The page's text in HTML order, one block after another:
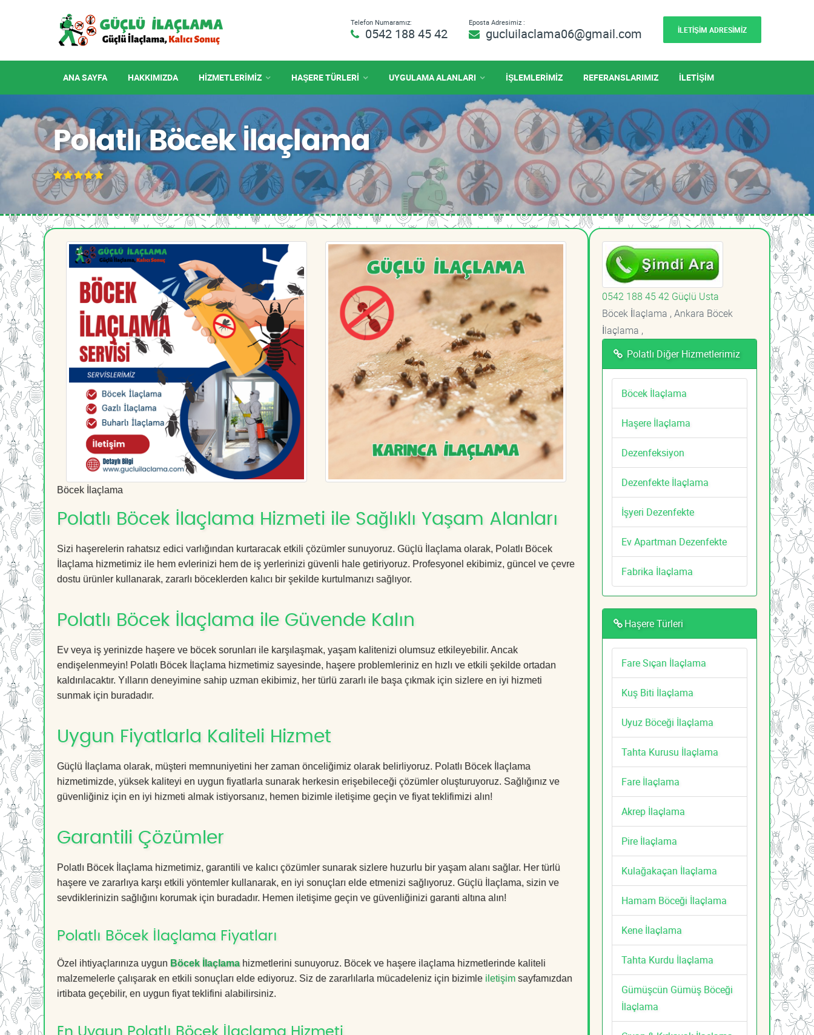
Telefon Numaramız:
0542 188 45 42
Eposta Adresimiz :
gucluilaclama06@gmail.com İLETİŞİM ADRESİMİZ
ANA SAYFA HAKKIMIZDA HIZMETLERIMIZ HAŞERE TÜRLERİ UYGULAMA ALANLARI İŞLEMLERİMİZ REFERANSLARIMIZ İLETİŞİM
Polatlı Böcek İlaçlama
Böcek İlaçlama
Polatlı Böcek İlaçlama Hizmeti ile Sağlıklı Yaşam Alanları
Sizi haşerelerin rahatsız edici varlığından kurtaracak etkili çözümler sunuyoruz. Güçlü İlaçlama olarak, Polatlı Böcek
İlaçlama hizmetimiz ile hem evlerinizi hem de iş yerlerinizi güvenli hale getiriyoruz. Profesyonel ekibimiz, güncel ve çevre
dostu ürünler kullanarak, zararlı böceklerden kalıcı bir şekilde kurtulmanızı sağlıyor.
Polatlı Böcek İlaçlama ile Güvende Kalın
Ev veya iş yerinizde haşere ve böcek sorunları ile karşılaşmak, yaşam kalitenizi olumsuz etkileyebilir. Ancak
endişelenmeyin! Polatlı Böcek İlaçlama hizmetimiz sayesinde, haşere problemleriniz en hızlı ve etkili şekilde ortadan
kaldırılacaktır. Yılların deneyimine sahip uzman ekibimiz, her türlü zararlı ile başa çıkmak için sizlere en iyi hizmeti
sunmak için buradadır.
Uygun Fiyatlarla Kaliteli Hizmet
Güçlü İlaçlama olarak, müşteri memnuniyetini her zaman önceliğimiz olarak belirliyoruz. Polatlı Böcek İlaçlama
hizmetimizde, yüksek kaliteyi en uygun fiyatlarla sunarak herkesin erişebileceği çözümler oluşturuyoruz. Sağlığınız ve
güvenliğiniz için en iyi hizmeti almak istiyorsanız, hemen bizimle iletişime geçin ve fiyat teklifimizi alın!
Garantili Çözümler
Polatlı Böcek İlaçlama hizmetimiz, garantili ve kalıcı çözümler sunarak sizlere huzurlu bir yaşam alanı sağlar. Her türlü
haşere ve zararlıya karşı etkili yöntemler kullanarak, en iyi sonuçları elde etmenizi sağlıyoruz. Güçlü İlaçlama, sizin ve
sevdiklerinizin sağlığını korumak için buradadır. Hemen iletişime geçin ve güvenliğinizi garanti altına alın!
Polatlı Böcek İlaçlama Fiyatları
Özel ihtiyaçlarınıza uygun Böcek İlaçlamahizmetlerini sunuyoruz. Böcek ve haşere ilaçlama hizmetlerinde kaliteli
malzemelerle çalışarak en etkili sonuçları elde ediyoruz. Siz de zararlılarla mücadeleniz için bizimle iletişim sayfamızdan
irtibata geçebilir, en uygun fiyat teklifini alabilirsiniz.
En Uygun Polatlı Böcek İlaçlama Hizmeti
0542 188 45 42 Güçlü Usta
Böcek İlaçlama , Ankara Böcek
İlaçlama ,
Polatlı Diğer Hizmetlerimiz
Böcek İlaçlama
Haşere İlaçlama
Dezenfeksiyon
Dezenfekte İlaçlama
İşyeri Dezenfekte
Ev Apartman Dezenfekte
Fabrika İlaçlama
Haşere Türleri
Fare Sıçan İlaçlama
Kuş Biti İlaçlama
Uyuz Böceği İlaçlama
Tahta Kurusu İlaçlama
Fare İlaçlama
Akrep İlaçlama
Pire İlaçlama
Kulağakaçan İlaçlama
Hamam Böceği İlaçlama
Kene İlaçlama
Tahta Kurdu İlaçlama
Gümüşcün Gümüş Böceği
İlaçlama